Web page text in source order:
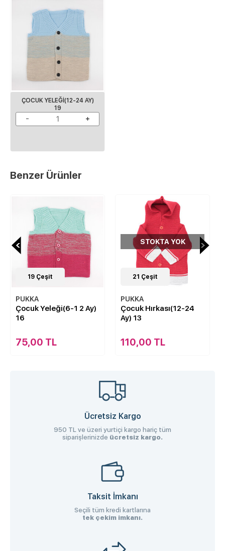
ÇOCUK YELEĞI(12-24 AY)
19
Benzer Ürünler
19 Çeşit
PUKKA
Çocuk Yeleği(6-1 2 Ay)
16
75,00 TL
21 Çeşit
STOKTA YOK
PUKKA
Çocuk Hırkası(12-24
Ay) 13
110,00 TL
Ücretsiz Kargo
950 TL ve üzeri yurtiçi kargo hariç tüm
siparişlerinizde ücretsiz kargo.
Taksit İmkanı
Seçili tüm kredi kartlarına
tek çekim imkanı.